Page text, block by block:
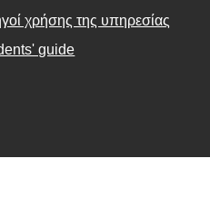
χρήσης της υπηρεσίας
guide